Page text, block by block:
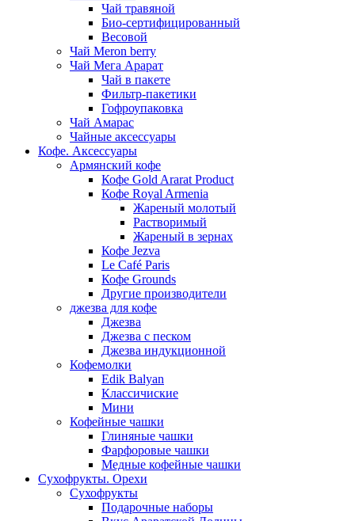
Чай травяной
Био-сертифицированный
Весовой
Чай Meron berry
Чай Мега Арарат
Чай в пакете
Фильтр-пакетики
Гофроупаковка
Чай Амарас
Чайные аксессуары
Кофе. Аксессуары
Армянский кофе
Кофе Gold Ararat Product
Кофе Royal Armenia
Жареный молотый
Растворимый
Жареный в зернах
Кофе Jezva
Le Café Paris
Кофе Grounds
Другие производители
джезва для кофе
Джезва
Джезва с песком
Джезва индукционной
Кофемолки
Edik Balyan
Классичиские
Мини
Кофейные чашки
Глиняные чашки
Фарфоровые чашки
Медные кофейные чашки
Сухофрукты. Орехи
Сухофрукты
Подарочные наборы